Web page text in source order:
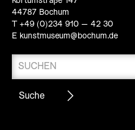
44787 Bochum
T +49 (0)234 910 – 42 30
E kunstmuseum@bochum.de